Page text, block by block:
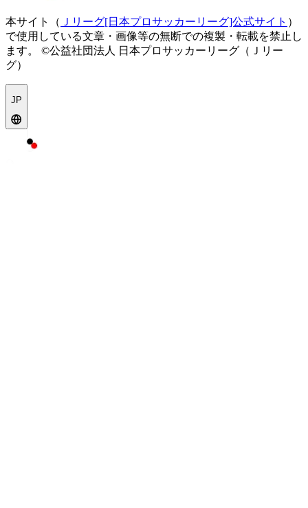
本サイト（ Ｊリーグ[日本プロサッカーリーグ]公式サイト ）
で使用している文章・画像等の無断での複製・転載を禁止し
ます。
©公益社団法人 日本プロサッカーリーグ（Ｊリー
グ）
JP